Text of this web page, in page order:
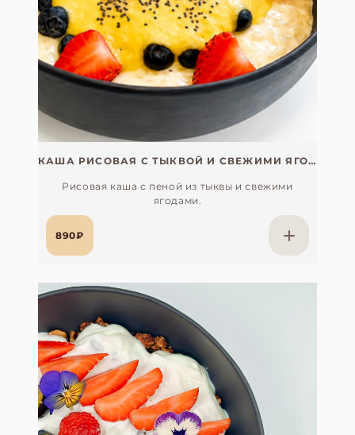
КАША РИСОВАЯ С ТЫКВОЙ И СВЕЖИМИ ЯГОДАМИ
Рисовая каша с пеной из тыквы и свежими
ягодами.
890₽